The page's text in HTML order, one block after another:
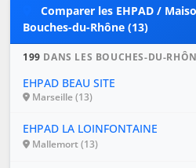
Comparer les EHPAD /
Bouches-du-Rhône (13)
199 DANS LES BOUCHES-DU-
EHPAD BEAU SITE
Marseille (13)
EHPAD LA LOINFONTAINE
Mallemort (13)